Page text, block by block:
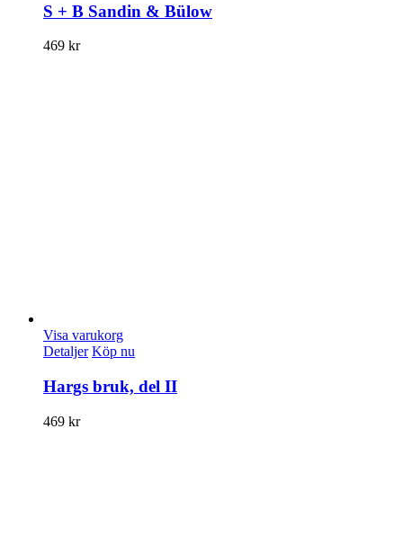
S + B Sandin & Bülow
469 kr
Visa varukorg
Detaljer Köp nu
Hargs bruk, del II
469 kr